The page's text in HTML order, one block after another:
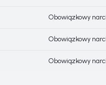
Obowiązkowy
Obowiązkowy
Obowiązkowy